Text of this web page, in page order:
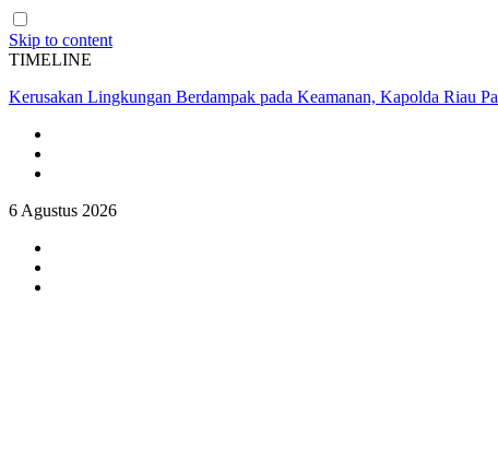
Skip to content
TIMELINE
Kerusakan Lingkungan Berdampak pada Keamanan, Kapolda Riau
6 Agustus 2026